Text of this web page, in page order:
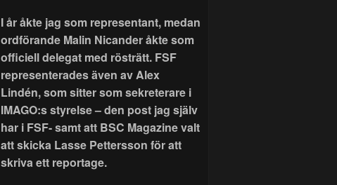
I år åkte jag som representant, medan
ordförande Malin Nicander åkte som
officiell delegat med rösträtt. FSF
representerades även av Alex
Lindén, som sitter som sekreterare i
IMAGO:s styrelse – den post jag själv
har i FSF- samt att BSC Magazine valt
att skicka Lasse Pettersson för att
skriva ett reportage.